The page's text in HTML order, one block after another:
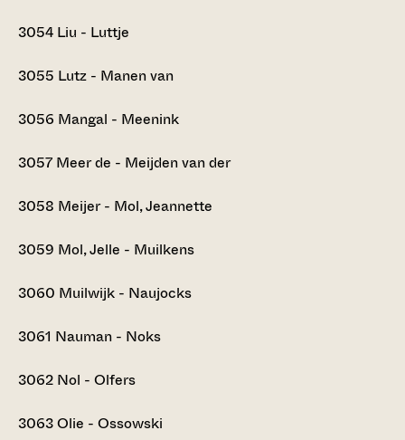
3054 Liu - Luttje
3055 Lutz - Manen van
3056 Mangal - Meenink
3057 Meer de - Meijden van der
3058 Meijer - Mol, Jeannette
3059 Mol, Jelle - Muilkens
3060 Muilwijk - Naujocks
3061 Nauman - Noks
3062 Nol - Olfers
3063Olie - Ossowski